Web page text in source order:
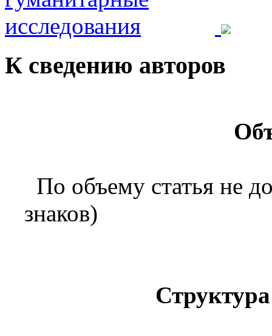
К сведению авторов
По объему статья не
знаков)